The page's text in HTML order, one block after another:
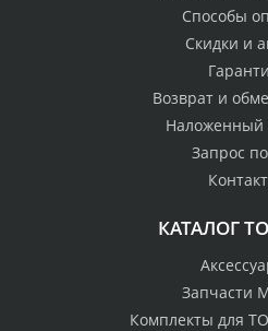
Способы
Скидки и
Возврат и
Наложенный
Запрос
КАТАЛОГ
Запчасти
Комплекты для